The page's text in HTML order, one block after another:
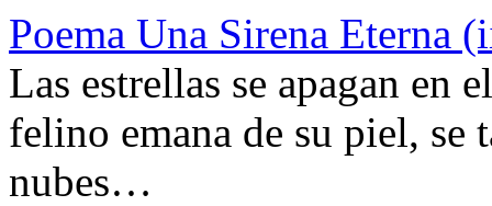
Poema Una Sirena Eterna
Las estrellas se apagan en
felino emana de su piel, se
nubes…